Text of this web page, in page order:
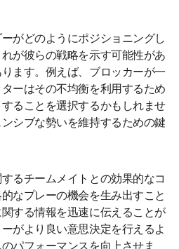
がどのようにポジショニングし
が彼らの戦略を示す可能性があ
ます。例えば、ブロッカーが一
ーはその不均衡を利用するため
ることを選択するかもしれませ
シブな勢いを維持するための鍵
るチームメイトとの効果的なコ
なプレーの機会を生み出すこと
する情報を迅速に伝えることが
がより良い意思決定を行えるよ
パフォーマンスを向上させま